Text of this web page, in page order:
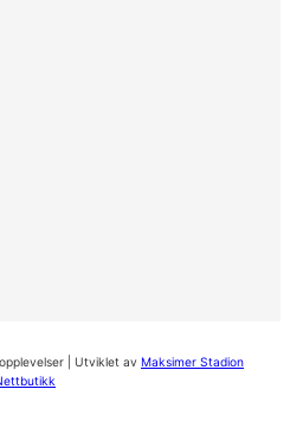
| Utviklet av Maksimer Stadion